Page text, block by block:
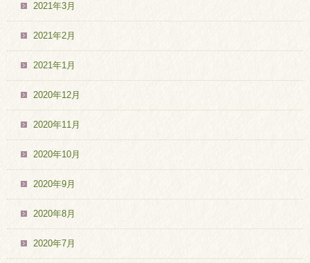
2021年3月
2021年2月
2021年1月
2020年12月
2020年11月
2020年10月
2020年9月
2020年8月
2020年7月